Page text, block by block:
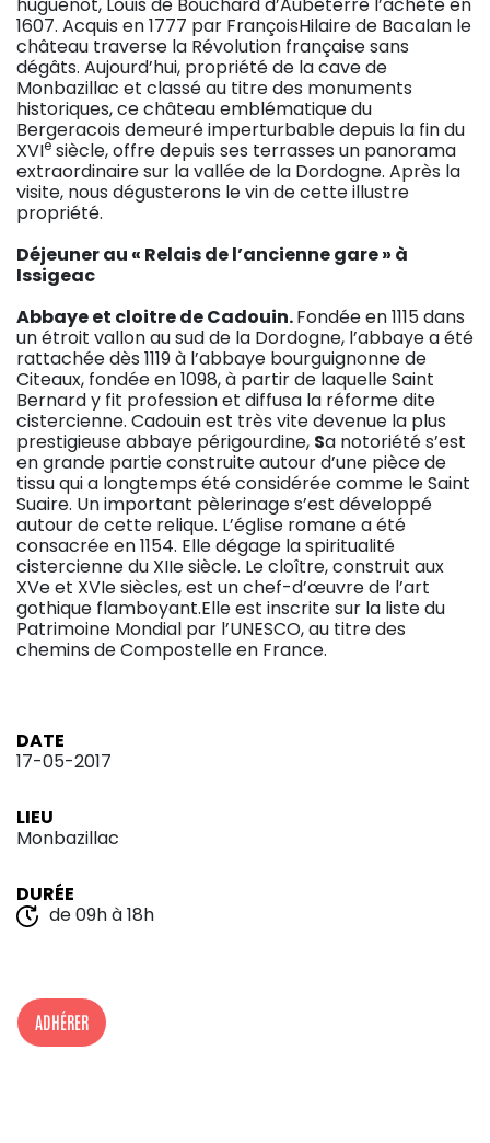
1607. Acquis en 1777 par FrançoisHilaire de Bacalan le
château traverse la Révolution française sans
dégâts. Aujourd’hui, propriété de la cave de
Monbazillac et classé au titre des monuments
historiques, ce château emblématique du
Bergeracois demeuré imperturbable depuis la fin du
XVIe siècle, offre depuis ses terrasses un panorama
extraordinaire sur la vallée de la Dordogne. Après la
visite, nous dégusterons le vin de cette illustre
propriété.
Déjeuner au « Relais de l’ancienne gare » à
Issigeac
Abbaye et cloitre de Cadouin.Fondée en 1115 dans
un étroit vallon au sud de la Dordogne, l’abbaye a été
rattachée dès 1119 à l’abbaye bourguignonne de
Citeaux, fondée en 1098, à partir de laquelle Saint
Bernard y fit profession et diffusa la réforme dite
cistercienne. Cadouin est très vite devenue la plus
prestigieuse abbaye périgourdine, Sa notoriété s’est
en grande partie construite autour d’une pièce de
tissu qui a longtemps été considérée comme le Saint
Suaire. Un important pèlerinage s’est développé
autour de cette relique. L’église romane a été
consacrée en 1154. Elle dégage la spiritualité
cistercienne du XIIe siècle. Le cloître, construit aux
XVe et XVIe siècles, est un chef-d’œuvre de l’art
gothique flamboyant.Elle est inscrite sur la liste du
Patrimoine Mondial par l’UNESCO, au titre des
chemins de Compostelle en France.
DATE
17-05-2017
LIEU
Monbazillac
DURÉE
de 09h à 18h
ADHÉRER